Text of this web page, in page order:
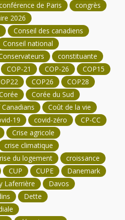
de Paris
congrès
2026
Conseil des canadiens
Conseil national
constituante
COP-21 COP-26
COP15
COP26
COP28
Corée du Sud
Coût de la vie
19 covid-zéro
CP-CC
Crise agricole
crise climatique
du logement
croissance
CUP CUPE
Danemark
Laferrière
Davos
Dette